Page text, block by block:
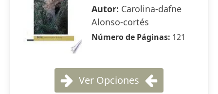
Autor: Carolina-dafne
Alonso-cortés
Número de Páginas: 121
Ver Opciones